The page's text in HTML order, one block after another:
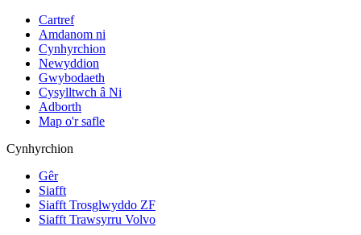
Cartref
Amdanom ni
Cynhyrchion
Newyddion
Gwybodaeth
Cysylltwch â Ni
Adborth
Map o'r safle
Cynhyrchion
Gêr
Siafft
Siafft Trosglwyddo ZF
Siafft Trawsyrru Volvo